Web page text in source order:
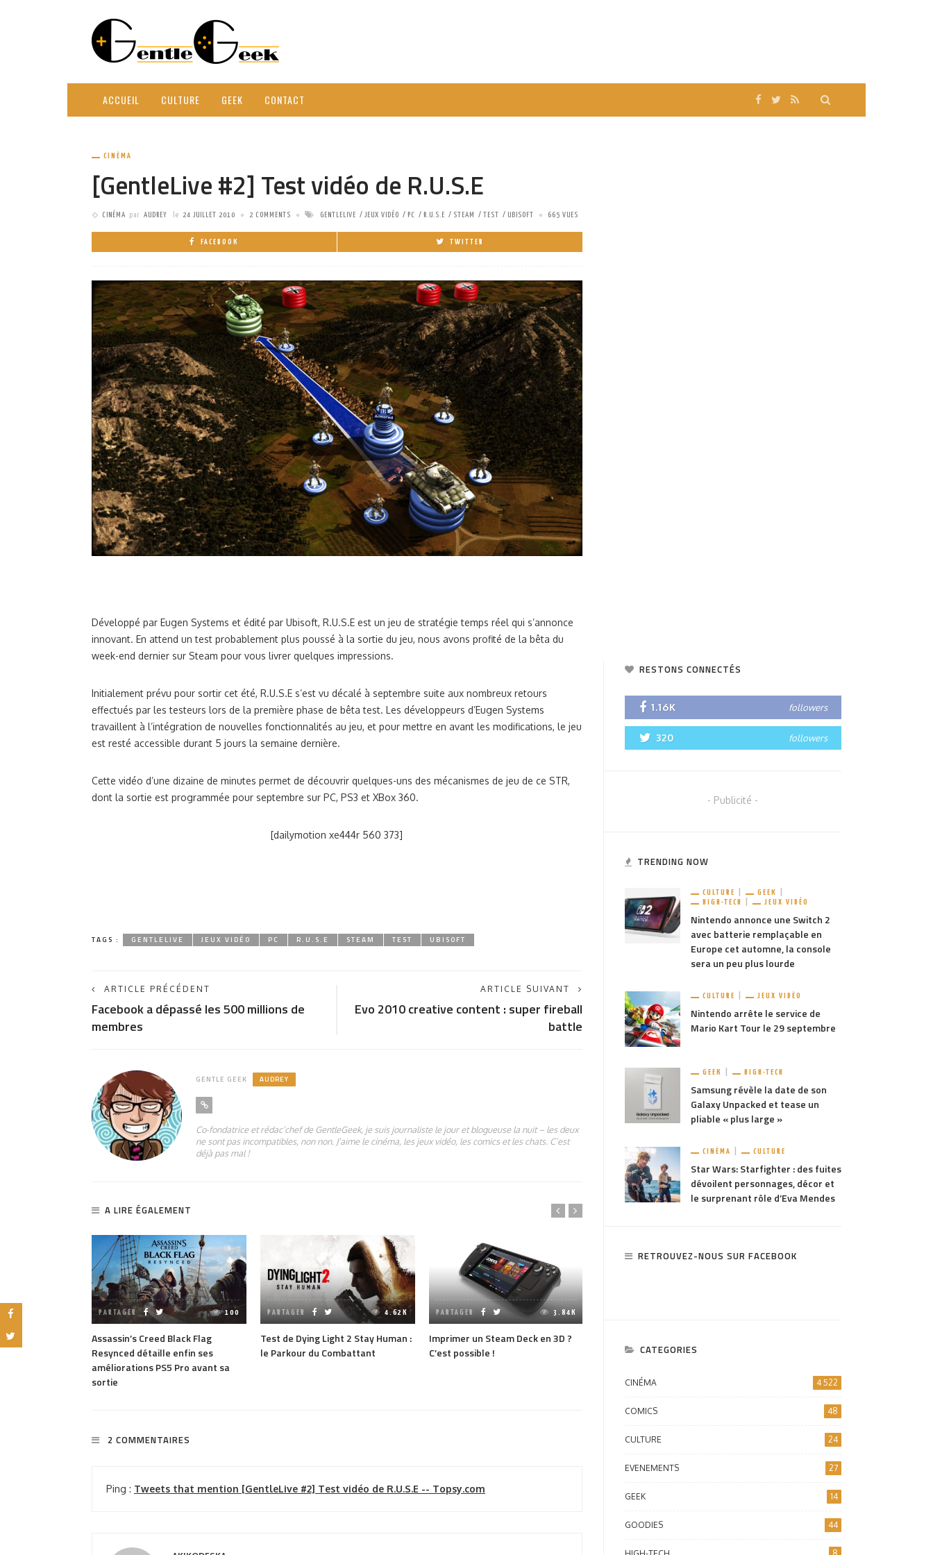
ACCUEIL CULTURE GEEK CONTACT
CINÉMA
[GentleLive #2] Test vidéo de R.U.S.E
CINÉMA par AUDREY le 24 JUILLET 2010 2 COMMENTS GENTLELIVE JEUX VIDÉO PC R.U.S.E STEAM TEST UBISOFT 665 VUES
FACEBOOK TWITTER
Développé par Eugen Systems et édité par Ubisoft, R.U.S.E est un jeu de stratégie temps réel qui s’annonce
innovant. En attend un test probablement plus poussé à la sortie du jeu, nous avons profité de la bêta du
week-end dernier sur Steam pour vous livrer quelques impressions.
Initialement prévu pour sortir cet été, R.U.S.E s’est vu décalé à septembre suite aux nombreux retours
effectués par les testeurs lors de la première phase de bêta test. Les développeurs d’Eugen Systems
travaillent à l’intégration de nouvelles fonctionnalités au jeu, et pour mettre en avant les modifications, le jeu
est resté accessible durant 5 jours la semaine dernière.
Cette vidéo d’une dizaine de minutes permet de découvrir quelques-uns des mécanismes de jeu de ce STR,
dont la sortie est programmée pour septembre sur PC, PS3 et XBox 360.
[dailymotion xe444r 560 373]
TAGS : GENTLELIVE JEUX VIDÉO PC R.U.S.E STEAM TEST UBISOFT
ARTICLE PRÉCÉDENT
Facebook a dépassé les 500 millions de
membres
ARTICLE SUIVANT
Evo 2010 creative content : super fireball
battle
GENTLE GEEK AUDREY
Co-fondatrice et rédac’chef de GentleGeek, je suis journaliste le jour et blogueuse la nuit – les deux
ne sont pas incompatibles, non non. J’aime le cinéma, les jeux vidéo, les comics et les chats. C’est
déjà pas mal !
A LIRE ÉGALEMENT
PARTAGER 100
Assassin’s Creed Black Flag
Resynced détaille enfin ses
améliorations PS5 Pro avant sa
sortie
PARTAGER 4.62K
Test de Dying Light 2 Stay Human :
le Parkour du Combattant
PARTAGER 3.84K
Imprimer un Steam Deck en 3D ?
C’est possible !
Test de Ragnaröck sur Oculus
Quest 2 : la nouvelle référence du
Pokémon: Minecraft edition
2 COMMENTAIRES
Ping : Tweets that mention [GentleLive #2] Test vidéo de R.U.S.E -- Topsy.com
RESTONS CONNECTÉS
1.16K followers
320 followers
- Publicité -
TRENDING NOW
CULTURE
GEEK
HIGH-TECH
JEUX VIDÉO
Nintendo annonce une Switch 2
avec batterie remplaçable en
Europe cet automne, la console
sera un peu plus lourde
CULTURE JEUX VIDÉO
Nintendo arrête le service de
Mario Kart Tour le 29 septembre
GEEK HIGH-TECH
Samsung révèle la date de son
Galaxy Unpacked et tease un
pliable « plus large »
CINÉMA CULTURE
Star Wars: Starfighter : des fuites
dévoilent personnages, décor et
le surprenant rôle d’Eva Mendes
RETROUVEZ-NOUS SUR FACEBOOK
CATEGORIES
CINÉMA 4 522
COMICS 48
CULTURE 24
EVENEMENTS 27
GEEK 14
GOODIES 44